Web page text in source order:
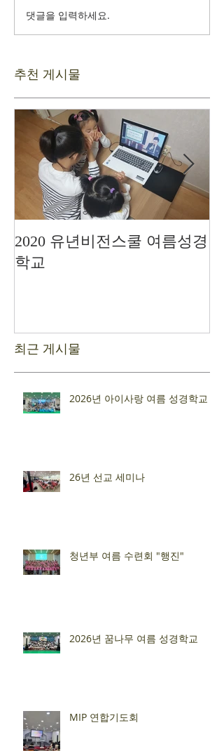
댓글을 입력하세요.
추천 게시물
2020 유년비전스쿨 여름성경
학교
최근 게시물
2026년 아이사랑 여름 성경학교
26년 선교 세미나
청년부 여름 수련회 "행진"
2026년 꿈나무 여름 성경학교
MIP 연합기도회